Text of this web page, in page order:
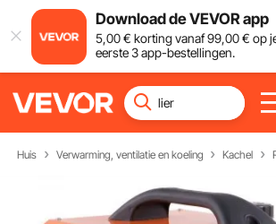
Download de VEVOR app
5,00€ korting vanaf99,00€ op
eerste 3 app-bestellingen.
Huis Verwarming, ventilatie en koeling Kachel